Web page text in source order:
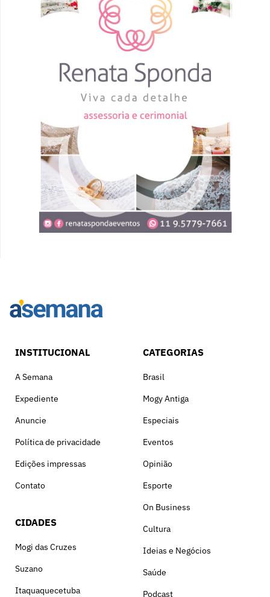
INSTITUCIONAL
A Semana
Expediente
Anuncie
Política de privacidade
Edições impressas
Contato
CIDADES
Mogi das Cruzes
Suzano
Itaquaquecetuba
CATEGORIAS
Brasil
Mogy Antiga
Especiais
Eventos
Opinião
Esporte
On Business
Cultura
Ideias e Negócios
Saúde
Podcast